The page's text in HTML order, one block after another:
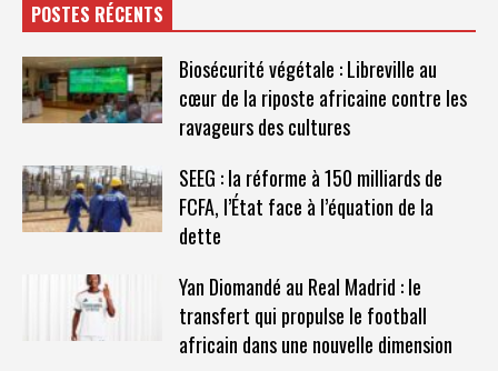
POSTES RÉCENTS
Biosécurité végétale : Libreville au
cœur de la riposte africaine contre les
ravageurs des cultures
SEEG : la réforme à 150 milliards de
FCFA, l’État face à l’équation de la
dette
Yan Diomandé au Real Madrid : le
transfert qui propulse le football
africain dans une nouvelle dimension